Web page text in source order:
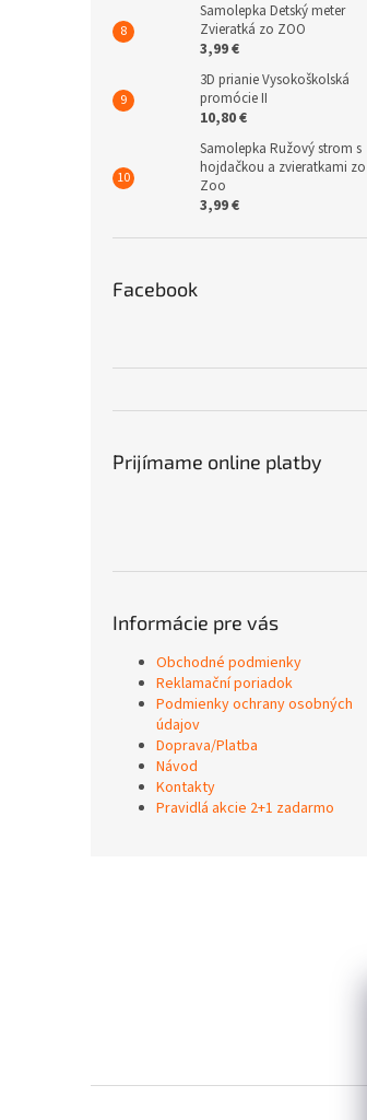
Samolepka Detský meter
Zvieratká zo ZOO
3,99 €
3D prianie Vysokoškolská
promócie II
10,80 €
Samolepka Ružový strom s
hojdačkou a zvieratkami zo
Zoo
3,99 €
Facebook
Prijímame online platby
Informácie pre vás
Obchodné podmienky
Reklamační poriadok
Podmienky ochrany osobných
údajov
Doprava/Platba
Návod
Kontakty
Pravidlá akcie 2+1 zadarmo